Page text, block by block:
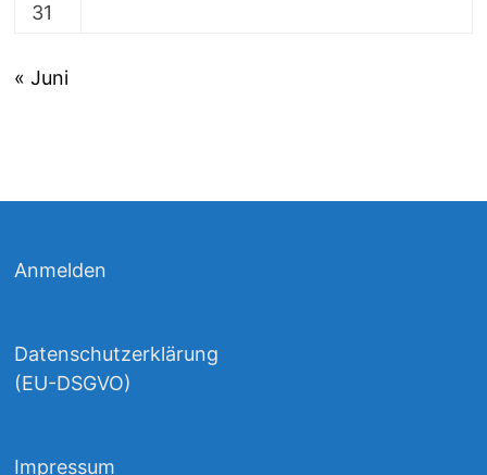
31
« Juni
Anmelden
Datenschutzerklärung
(EU-DSGVO)
Impressum